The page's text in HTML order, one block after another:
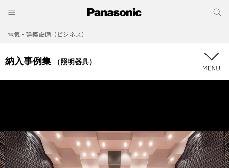
電気・建築設備（ビジネス）
納入事例集 （照明器具）